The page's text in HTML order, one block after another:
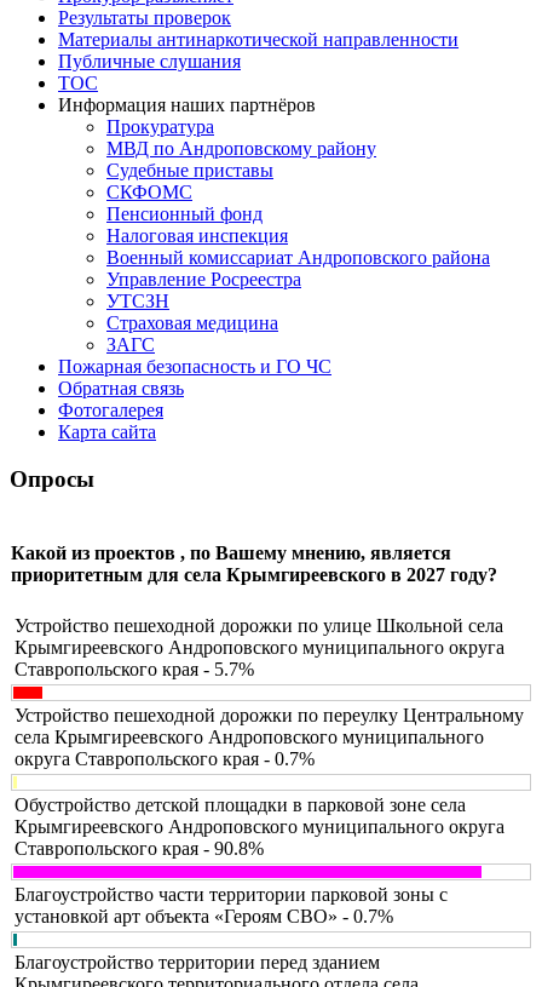
Результаты проверок
Материалы антинаркотической направленности
Публичные слушания
ТОС
Информация наших партнёров
Прокуратура
МВД по Андроповскому району
Судебные приставы
СКФОМС
Пенсионный фонд
Налоговая инспекция
Военный комиссариат Андроповского района
Управление Росреестра
УТСЗН
Страховая медицина
ЗАГС
Пожарная безопасность и ГО ЧС
Обратная связь
Фотогалерея
Карта сайта
Опросы
Какой из проектов , по Вашему мнению, является
приоритетным для села Крымгиреевского в 2027 году?
Устройство пешеходной дорожки по улице Школьной села
Крымгиреевского Андроповского муниципального округа
Ставропольского края - 5.7%
Устройство пешеходной дорожки по переулку Центральному
села Крымгиреевского Андроповского муниципального
округа Ставропольского края - 0.7%
Обустройство детской площадки в парковой зоне села
Крымгиреевского Андроповского муниципального округа
Ставропольского края - 90.8%
Благоустройство части территории парковой зоны с
установкой арт объекта «Героям СВО» - 0.7%
Благоустройство территории перед зданием